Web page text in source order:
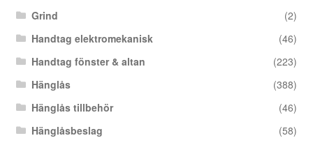
Grind
(2)
Handtag elektromekanisk
(46)
Handtag fönster & altan
(223)
Hänglås
(388)
Hänglås tillbehör
(46)
Hänglåsbeslag
(58)